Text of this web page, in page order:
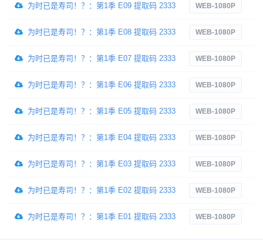
为时已是寿司！？：第1季 E09 提取码 2333 WEB-1080P
为时已是寿司！？：第1季 E08 提取码 2333 WEB-1080P
为时已是寿司！？：第1季 E07 提取码 2333 WEB-1080P
为时已是寿司！？：第1季 E06 提取码 2333 WEB-1080P
为时已是寿司！？：第1季 E05 提取码 2333 WEB-1080P
为时已是寿司！？：第1季 E04 提取码 2333 WEB-1080P
为时已是寿司！？：第1季 E03 提取码 2333 WEB-1080P
为时已是寿司！？：第1季 E02 提取码 2333 WEB-1080P
为时已是寿司！？：第1季 E01 提取码 2333 WEB-1080P